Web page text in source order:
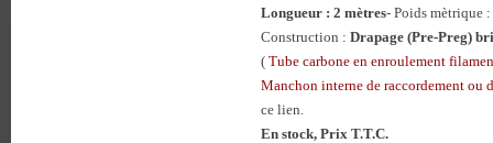
Longueur : 2 mètres- Poids mètrique :
Construction : Drapage (Pre-Preg)
( Tube carbone en enroulement
Manchon interne de raccordement ou
ce lien.
En stock, Prix T.T.C.